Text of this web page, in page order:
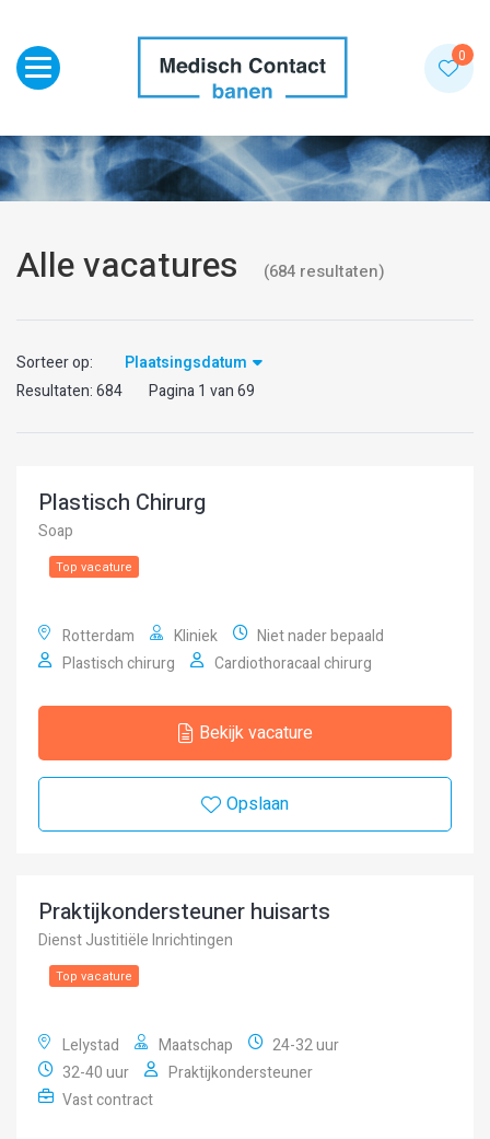
Toggle navigation 0
Alle vacatures (684 resultaten)
Sorteer op:
Plaatsingsdatum
Resultaten:684 Pagina1 van69
Plastisch Chirurg
Soap
Top vacature
Rotterdam Kliniek
Niet nader bepaald
Plastisch chirurg
Cardiothoracaal chirurg
Bekijk vacature
Opslaan
Praktijkondersteuner huisarts
Dienst Justitiële Inrichtingen
Top vacature
Lelystad Maatschap
24-32 uur
32-40 uur
Praktijkondersteuner
Vast contract